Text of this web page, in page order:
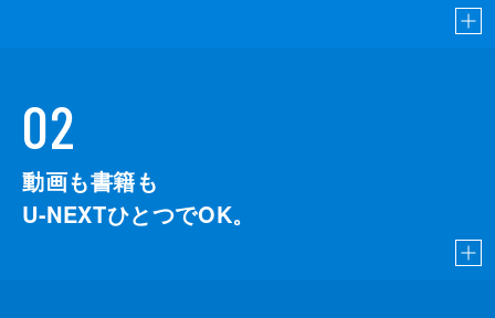
02
動画も書籍も
U-NEXTひとつでOK。